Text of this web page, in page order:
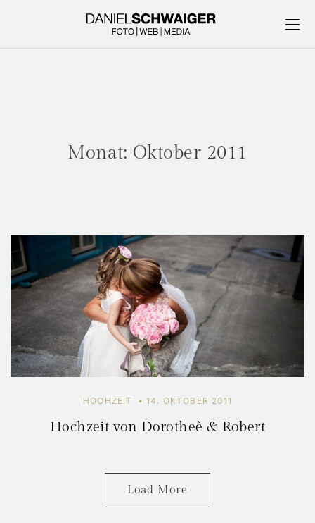
Monat: Oktober 2011
HOCHZEIT 14. OKTOBER 2011
Hochzeit von Dorotheè & Robert
Load More